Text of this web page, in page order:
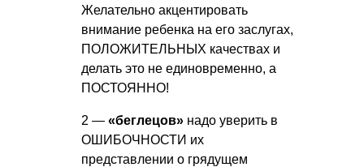
Желательно акцентировать
внимание ребенка на его заслугах,
ПОЛОЖИТЕЛЬНЫХ качествах и
делать это не единовременно, а
ПОСТОЯННО!
2 — «беглецов» надо уверить в
ОШИБОЧНОСТИ их
представлении о грядущем